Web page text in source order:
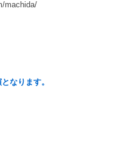
machida/
なります。